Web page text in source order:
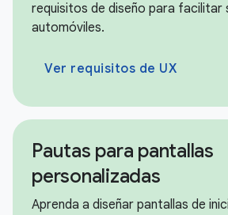
requisitos de diseño para facilitar
automóviles.
Ver requisitos de UX
Pautas para pantallas
personalizadas
Aprenda a diseñar pantallas de